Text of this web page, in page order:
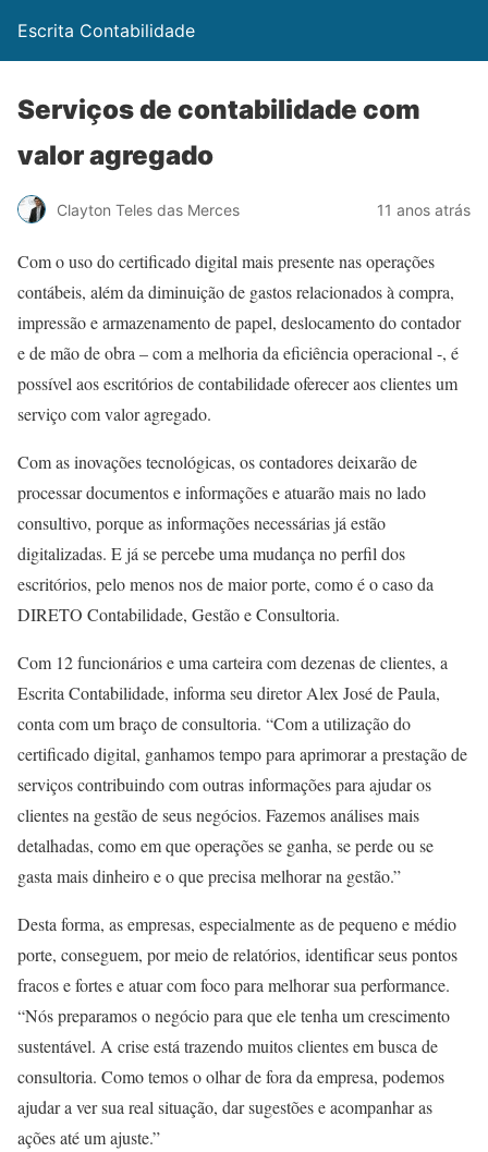
Escrita Contabilidade
Serviços de contabilidade com
valor agregado
Clayton Teles das Merces 11 anos atrás
Com o uso do certificado digital mais presente nas operações
contábeis, além da diminuição de gastos relacionados à compra,
impressão e armazenamento de papel, deslocamento do contador
e de mão de obra – com a melhoria da eficiência operacional -, é
possível aos escritórios de contabilidade oferecer aos clientes um
serviço com valor agregado.
Com as inovações tecnológicas, os contadores deixarão de
processar documentos e informações e atuarão mais no lado
consultivo, porque as informações necessárias já estão
digitalizadas. E já se percebe uma mudança no perfil dos
escritórios, pelo menos nos de maior porte, como é o caso da
DIRETO Contabilidade, Gestão e Consultoria.
Com 12 funcionários e uma carteira com dezenas de clientes, a
Escrita Contabilidade, informa seu diretor Alex José de Paula,
conta com um braço de consultoria. “Com a utilização do
certificado digital, ganhamos tempo para aprimorar a prestação de
serviços contribuindo com outras informações para ajudar os
clientes na gestão de seus negócios. Fazemos análises mais
detalhadas, como em que operações se ganha, se perde ou se
gasta mais dinheiro e o que precisa melhorar na gestão.”
Desta forma, as empresas, especialmente as de pequeno e médio
porte, conseguem, por meio de relatórios, identificar seus pontos
fracos e fortes e atuar com foco para melhorar sua performance.
“Nós preparamos o negócio para que ele tenha um crescimento
sustentável. A crise está trazendo muitos clientes em busca de
consultoria. Como temos o olhar de fora da empresa, podemos
ajudar a ver sua real situação, dar sugestões e acompanhar as
ações até um ajuste.”